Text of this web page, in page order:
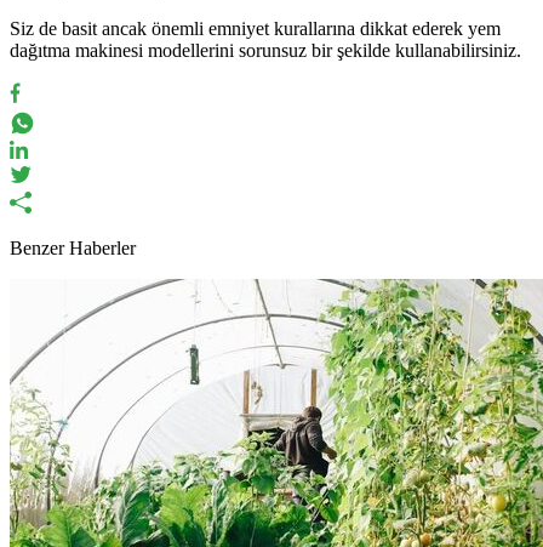
Siz de basit ancak önemli emniyet kurallarına dikkat ederek yem
dağıtma makinesi modellerini sorunsuz bir şekilde kullanabilirsiniz.
Benzer Haberler